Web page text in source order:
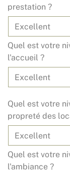
prestation ?
Quel est votre
l'accueil ?
Quel est votre
propreté des
Quel est votre
l'ambiance ?